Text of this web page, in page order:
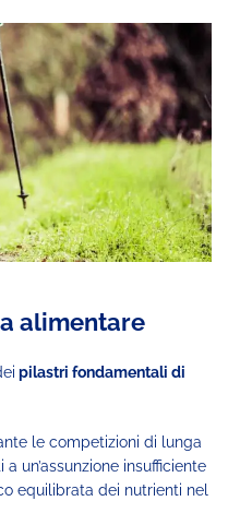
alimentare
pilastri fondamentali di
le competizioni di lunga
un’assunzione insufficiente
equilibrata dei nutrienti nel